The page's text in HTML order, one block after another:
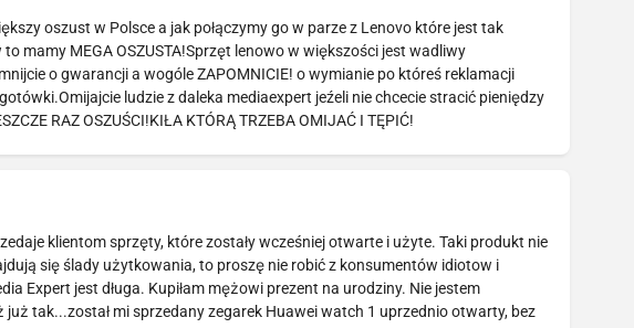
oszust w Polsce a jak połączymy go w parze z Lenovo które jest tak
mamy MEGA OSZUSTA!Sprzęt lenowo w większości jest wadliwy
o gwarancji a wogóle ZAPOMNICIE! o wymianie po któreś reklamacji
ludzie z daleka mediaexpert jeźeli nie chcecie stracić pieniędzy
RAZ OSZUŚCI!KIŁA KTÓRĄ TRZEBA OMIJAĆ I TĘPIĆ!
klientom sprzęty, które zostały wcześniej otwarte i użyte. Taki produkt nie
się ślady użytkowania, to proszę nie robić z konsumentów idiotow i
Expert jest długa. Kupiłam mężowi prezent na urodziny. Nie jestem
tak...został mi sprzedany zegarek Huawei watch 1 uprzednio otwarty, bez